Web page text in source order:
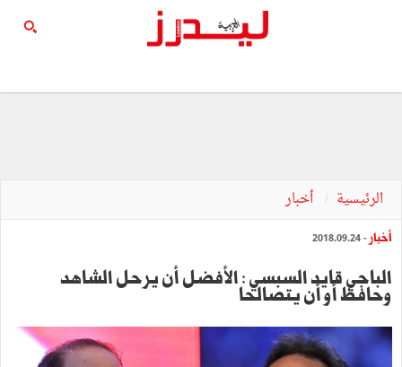
الرئيسية أخبار
أخبار - 2018.09.24
الباجي قايد السبسي : الأفضل أن يرحل الشاهد
وحافظ أو أن يتصالحا